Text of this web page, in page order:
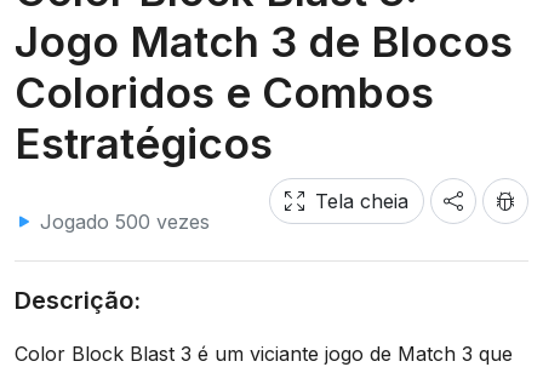
Jogo Match 3 de Blocos
Coloridos e Combos
Estratégicos
Jogado 500 vezes
Tela cheia
Descrição:
Color Block Blast 3 é um viciante jogo de Match 3 que